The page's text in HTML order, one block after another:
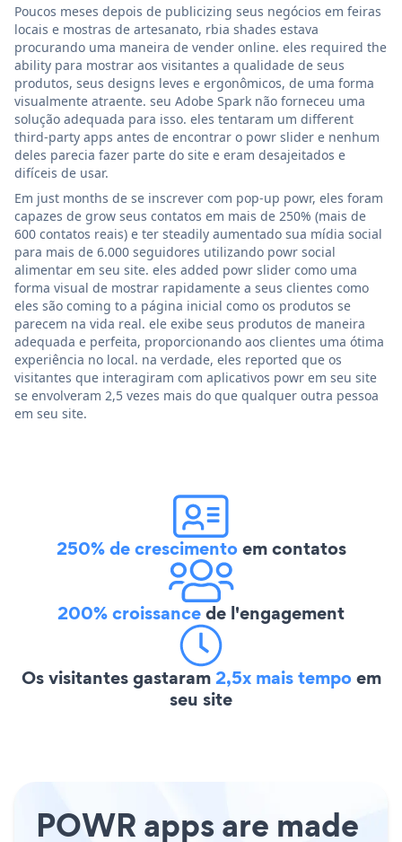
Poucos meses depois de publicizing seus negócios em feiras
locais e mostras de artesanato, rbia shades estava
procurando uma maneira de vender online. eles required the
ability para mostrar aos visitantes a qualidade de seus
produtos, seus designs leves e ergonômicos, de uma forma
visualmente atraente. seu Adobe Spark não forneceu uma
solução adequada para isso. eles tentaram um different
third-party apps antes de encontrar o powr slider e nenhum
deles parecia fazer parte do site e eram desajeitados e
difíceis de usar.
Em just months de se inscrever com pop-up powr, eles foram
capazes de grow seus contatos em mais de 250% (mais de
600 contatos reais) e ter steadily aumentado sua mídia social
para mais de 6.000 seguidores utilizando powr social
alimentar em seu site. eles added powr slider como uma
forma visual de mostrar rapidamente a seus clientes como
eles são coming to a página inicial como os produtos se
parecem na vida real. ele exibe seus produtos de maneira
adequada e perfeita, proporcionando aos clientes uma ótima
experiência no local. na verdade, eles reported que os
visitantes que interagiram com aplicativos powr em seu site
se envolveram 2,5 vezes mais do que qualquer outra pessoa
em seu site.
250% de crescimentoem contatos
200% croissancede l'engagement
Os visitantes gastaram2,5x mais tempoem
seu site
POWR apps are made